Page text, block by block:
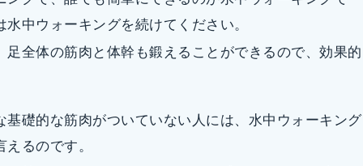
中ウォーキングを続けてください。
全体の筋肉と体幹も鍛えることができるので、効果的
基礎的な筋肉がついていない人には、水中ウォーキング
るのです。